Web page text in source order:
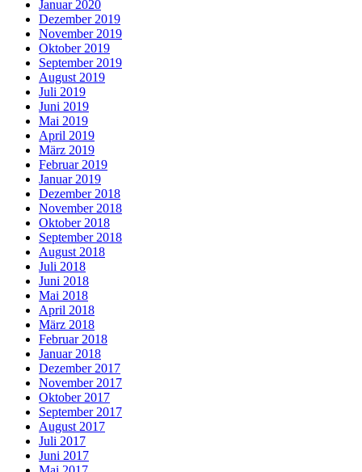
Januar 2020
Dezember 2019
November 2019
Oktober 2019
September 2019
August 2019
Juli 2019
Juni 2019
Mai 2019
April 2019
März 2019
Februar 2019
Januar 2019
Dezember 2018
November 2018
Oktober 2018
September 2018
August 2018
Juli 2018
Juni 2018
Mai 2018
April 2018
März 2018
Februar 2018
Januar 2018
Dezember 2017
November 2017
Oktober 2017
September 2017
August 2017
Juli 2017
Juni 2017